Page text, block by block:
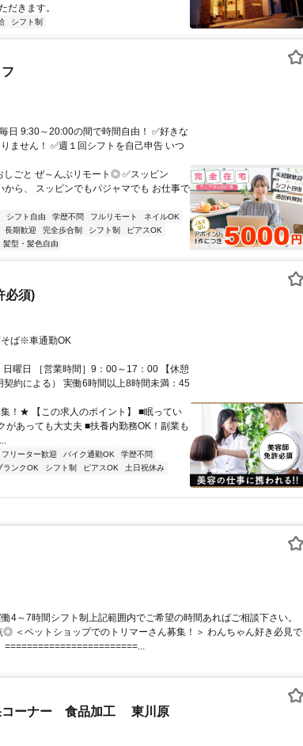
だきます。
シフト制
日 9:30～20:00の間で時間自由！ ✅好きな
ません！ ✅週１回シフトを自己申告 いつ
しごと ぜ～んぶリモート◎ ✅スッピン
ら、 スッピンでもパジャマでも お仕事で
シフト自由 学歴不問 フルリモート
ネイルOK
長期歓迎 完全歩合制 シフト制
ピアスOK
髪型・髪色自由
必須)
そば※車通勤OK
曜日 ［営業時間］9：00～17：00 【休憩
約による） 実働6時間以上8時間未満：45
！★ 【この求人のポイント】 ■眠ってい
があっても大丈夫 ■扶養内勤務OK！副業も
フリーター歓迎 バイク通勤OK
学歴不問
ランクOK シフト制 ピアスOK
土日祝休み
4～7時間シフト制上記範囲内でご希望の時間あればご相談下さい。
＜ペットショップでのトリマーさん募集！＞ わんちゃん好き必見で
コーナー 食品加工 東川原